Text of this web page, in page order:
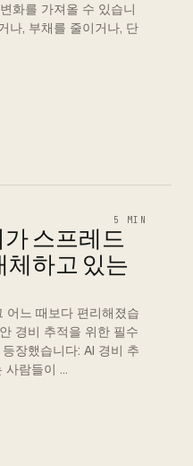
화를 가져올 수 있습니
나, 부채를 줄이거나, 단
5 MIN
가 스프레드
체하고 있는
어느 때보다 편리해졌습
경비 추적을 위한 필수
장했습니다: AI 경비 추
사람들이 …